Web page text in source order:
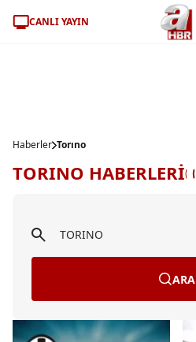
CANLI YAYIN
Haberler Torıno
TORINO HABERLERİ
ARA